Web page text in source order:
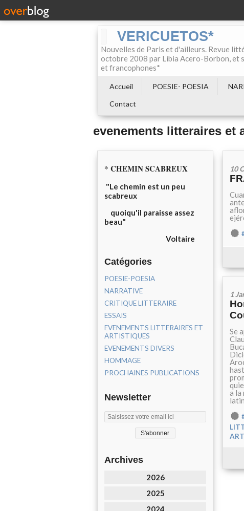
VERICUETOS*
Nouvelles de Paris et d'ailleurs. Revue
octobre 2008 par Libia Acero-Borbon, et
et francophones*
Accueil POESIE- POESIA
Contact
evenements litteraires et
* CHEMIN SCABREUX
"Le chemin est un peu
scabreux
quoiqu'il paraisse assez
beau"
Voltaire
Catégories
POESIE-POESIA
NARRATIVE
CRITIQUE LITTERAIRE
ESSAIS
EVENEMENTS LITTERAIRES ET
ARTISTIQUES
EVENEMENTS DIVERS
HOMMAGE
PROCHAINES PUBLICATIONS
Newsletter
Archives
2026
2025
2024
10
1
Se
a la